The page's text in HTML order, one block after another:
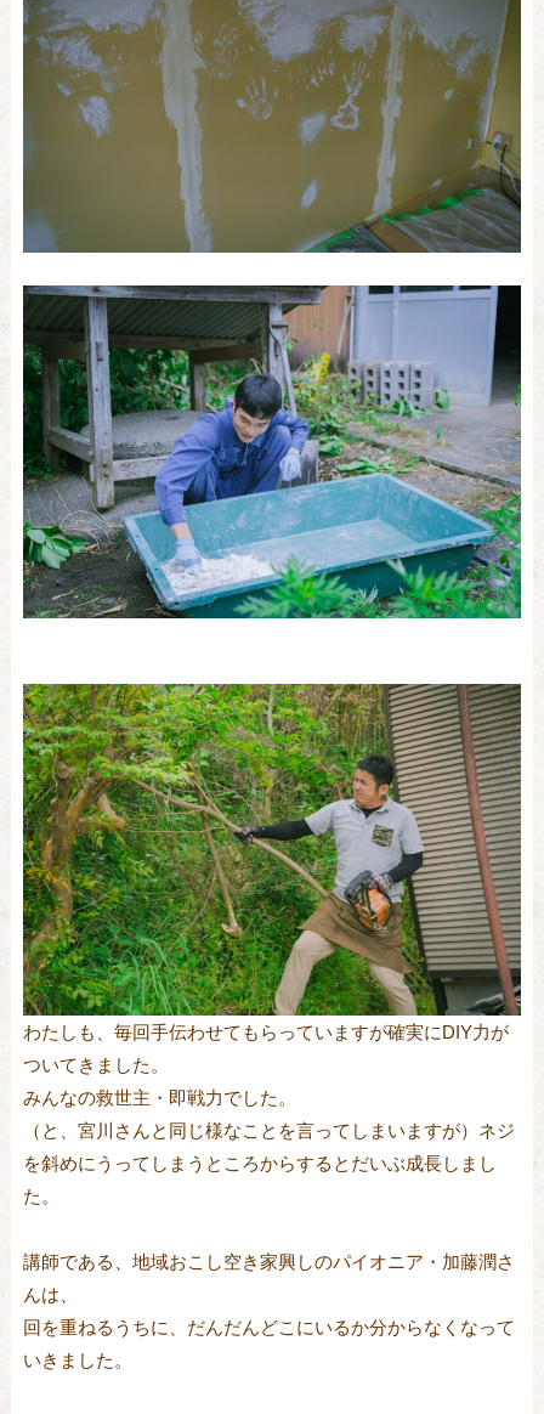
わたしも、毎回手伝わせてもらっていますが確実にDIY力が
ついてきました。
みんなの救世主・即戦力でした。
（と、宮川さんと同じ様なことを言ってしまいますが）ネジ
を斜めにうってしまうところからするとだいぶ成長しまし
た。
講師である、地域おこし空き家興しのパイオニア・加藤潤さ
んは、
回を重ねるうちに、だんだんどこにいるか分からなくなって
いきました。